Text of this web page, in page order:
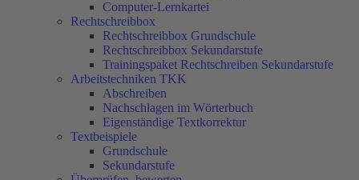
Computer-Lernkartei
Rechtschreibbox
Rechtschreibbox Grundschule
Rechtschreibbox Sekundarstufe
Trainingspaket Rechtschreiben Sekundarstufe
Arbeitstechniken TKK
Abschreiben
Nachschlagen im Wörterbuch
Eigenständige Textkorrektur
Textbeispiele
Grundschule
Sekundarstufe